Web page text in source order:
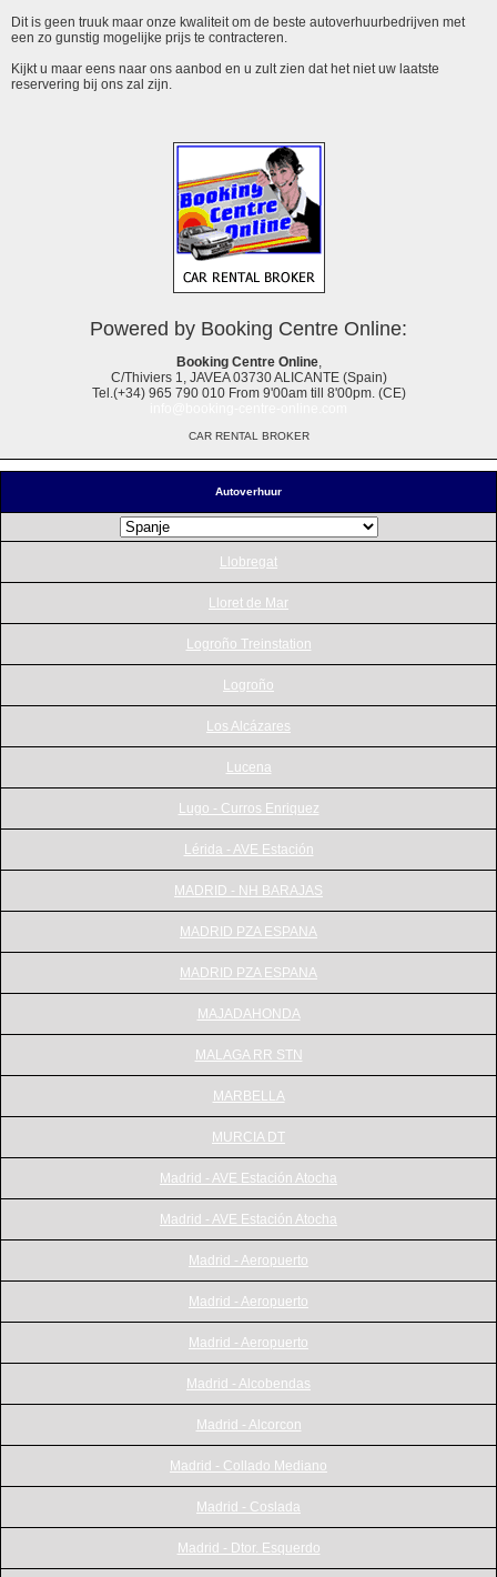
Autoverhuur
Llobregat
Lloret de Mar
Logroño Treinstation
Logroño
Los Alcázares
Lucena
Lugo - Curros Enriquez
Lérida - AVE Estación
MADRID - NH BARAJAS
MADRID PZA ESPANA
MADRID PZA ESPANA
MAJADAHONDA
MALAGA RR STN
MARBELLA
MURCIA DT
Madrid - AVE Estación Atocha
Madrid - AVE Estación Atocha
Madrid - Aeropuerto
Madrid - Aeropuerto
Madrid - Aeropuerto
Madrid - Alcobendas
Madrid - Alcorcon
Madrid - Collado Mediano
Madrid - Coslada
Madrid - Dtor. Esquerdo
Dit is geen truuk maar onze kwaliteit om de beste autoverhuurbedrijven met
een zo gunstig mogelijke prijs te contracteren.
Kijkt u maar eens naar ons aanbod en u zult zien dat het niet uw laatste
reservering bij ons zal zijn.
Powered by Booking Centre Online:
Booking Centre Online,
C/Thiviers 1, JAVEA 03730 ALICANTE (Spain)
Tel.(+34) 965 790 010 From 9'00am till 8'00pm. (CE)
CAR RENTAL BROKER